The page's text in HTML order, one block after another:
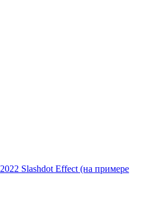
Slashdot Effect (на примере